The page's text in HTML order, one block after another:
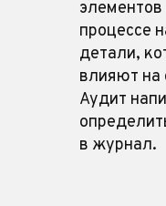
процессе
детали,
влияют на
Аудит
в журнал.